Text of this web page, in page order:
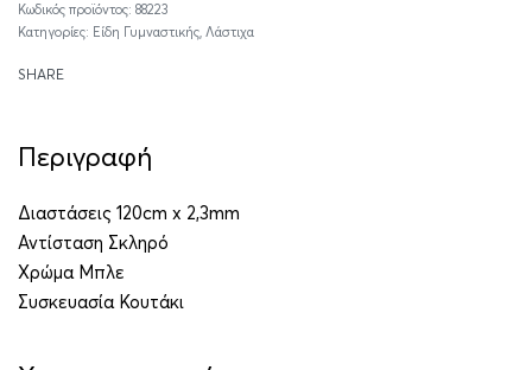
88223
Κατηγορίες: Είδη Γυμναστικής, Λάστιχα
SHARE
Περιγραφή
Διαστάσεις 120cm x 2,3mm
Αντίσταση Σκληρό
Χρώμα Μπλε
Συσκευασία Κουτάκι